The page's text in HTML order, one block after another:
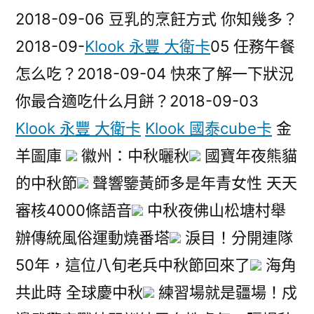
2018-09-06 豆乳的烹飪方式 你知幾多？
2018-09-Klook 永豐 大衛卡05 任務午餐
怎么吃？2018-09-04 快來了解一下狀況
你最合適吃什么月餅？2018-09-03
Klook 永豐 大衛卡 Klook 國泰cube卡 金
羊圖庫
徽州：中秋曬秋
國寶年夜熊貓
的中秋節
聲響鑒黃師多是年青女性 天天
審核4000條語音
中秋夜佛山松塘村舉
辦傳統風俗運動燒番塔
淚目！分開連隊
50年，這位八旬老兵中秋節回來了
海角
共此時 全球慶中秋
練習場就是疆場！戍